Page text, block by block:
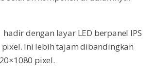
dengan layar LED berpanel IPS
Ini lebih tajam dibandingkan
pixel.